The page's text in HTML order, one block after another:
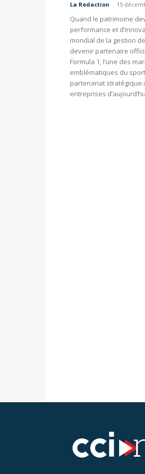
La Redaction - 15
Quand le patrimoine
performance et
mondial de la gestion
devenir partenaire
Formula 1, l’une des
emblématiques du
partenariat stratégique
entreprises